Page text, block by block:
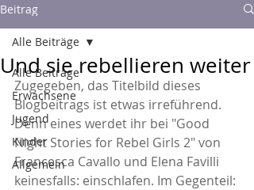
Beitrag
Alle Beiträge
Erwachsene
Jugend
Kinder
Allgemein
Alle Beiträge
Und sie rebellieren weiter
Zugegeben, das Titelbild dieses
Blogbeitrags ist etwas irreführend.
Denn eines werdet ihr bei "Good
Night Stories for Rebel Girls 2" von
Francesca Cavallo und Elena Favilli
keinesfalls: einschlafen. Im Gegenteil: